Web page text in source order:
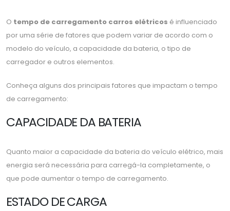
O tempo de carregamento carros elétricos é influenciado
por uma série de fatores que podem variar de acordo com o
modelo do veículo, a capacidade da bateria, o tipo de
carregador e outros elementos.
Conheça alguns dos principais fatores que impactam o tempo
de carregamento:
CAPACIDADE DA BATERIA
Quanto maior a capacidade da bateria do veículo elétrico, mais
energia será necessária para carregá-la completamente, o
que pode aumentar o tempo de carregamento.
ESTADO DE CARGA